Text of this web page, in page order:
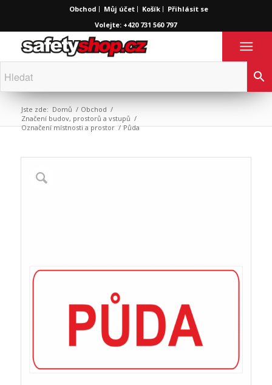
Obchod Můj účet Košík
Přihlásit se
Volejte: +420 731 560 797
Jste zde: Domů / Obchod /
Značení budov, prostorů a vstupů /
Označení místnosti a prostor / Půda